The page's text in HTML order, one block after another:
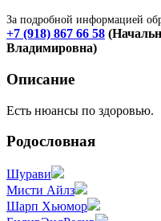
За подробной информацией
+7 (918) 867 66 58
Владимировна)
Описание
Есть нюансы по здоровью.
Родословная
Шурави
Мисти Айлз
Шарп Хьюмор